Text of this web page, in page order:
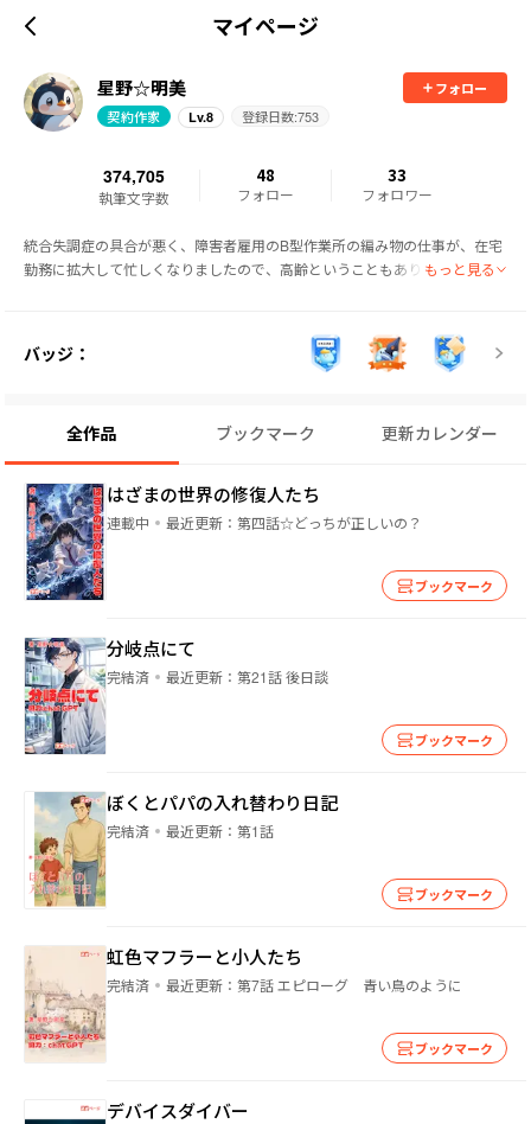
マイページ
星野☆明美 フォロー
契約作家 Lv.8 登録日数:753
374,705
執筆文字数
48
フォロー
33
フォロワー
統合失調症の具合が悪く、障害者雇用のB型作業所の編み物の仕事が、在宅
勤務に拡大して忙しくなりましたので、高齢ということもあり、風邪も長引
担当様や編集部のみなさんによくしていただき、感謝でいっぱいです。
第45話までです。
もっと見る
バッジ：
全作品 ブックマーク 更新カレンダー
はざまの世界の修復人たち
連載中 最近更新： 第四話☆どっちが正しいの？
ブックマーク
分岐点にて
完結済 最近更新： 第21話 後日談
ブックマーク
ぼくとパパの入れ替わり日記
完結済 最近更新： 第1話
ブックマーク
虹色マフラーと小人たち
完結済 最近更新： 第7話 エピローグ 青い鳥のように
ブックマーク
デバイスダイバー